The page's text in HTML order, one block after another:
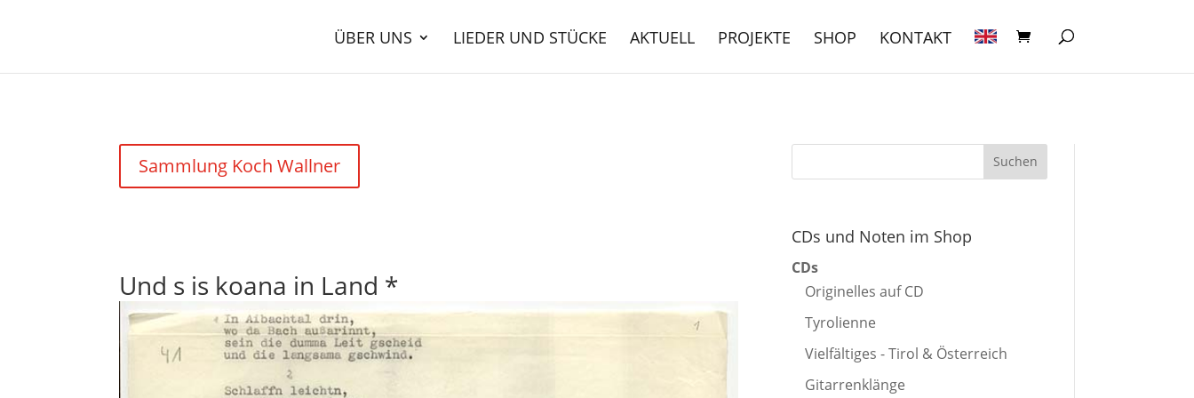
ÜBER UNS LIEDER UND STÜCKE AKTUELL PROJEKTE SHOP KONTAKT
Sammlung Koch Wallner
Und s is koana in Land *
CDs und Noten im Shop
CDs
Originelles auf CD
Tyrolienne
Vielfältiges - Tirol & Österreich
Gitarrenklänge